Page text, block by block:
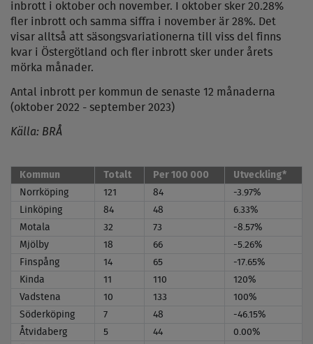
inbrott i oktober och november. I oktober sker 20.28%
fler inbrott och samma siffra i november är 28%. Det
visar alltså att säsongsvariationerna till viss del finns
kvar i Östergötland och fler inbrott sker under årets
mörka månader.
Antal inbrott per kommun de senaste 12 månaderna
(oktober 2022 - september 2023)
Källa: BRÅ
Kommun Totalt Per 100 000 Utveckling*
Norrköping 121 84
-3.97%
Linköping
84 48
6.33%
Motala
32 73
-8.57%
Mjölby
18 66
-5.26%
Finspång
14 65
-17.65%
Kinda
11 110
120%
Vadstena
10 133
100%
Söderköping
7 48
-46.15%
Åtvidaberg
5 44
0.00%